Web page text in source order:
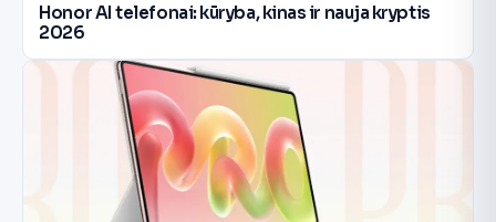
Honor AI telefonai: kūryba, kinas ir nauja kryptis
2026